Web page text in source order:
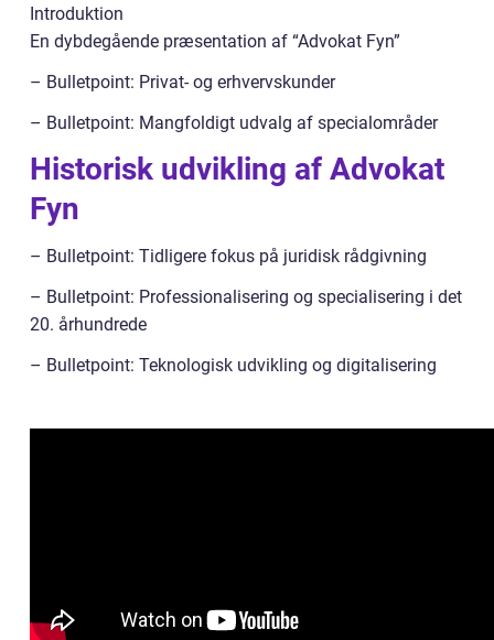
Introduktion
En dybdegående præsentation af “Advokat Fyn”
– Bulletpoint: Privat- og erhvervskunder
– Bulletpoint: Mangfoldigt udvalg af specialområder
Historisk udvikling af Advokat
Fyn
– Bulletpoint: Tidligere fokus på juridisk rådgivning
– Bulletpoint: Professionalisering og specialisering i det
20. århundrede
– Bulletpoint: Teknologisk udvikling og digitalisering